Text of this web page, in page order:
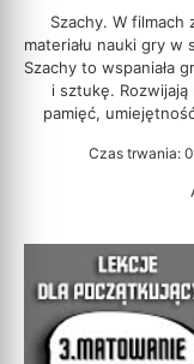
Szachy. W
materiału nauki gry w
Szachy to wspaniała
i sztukę.
pamięć,
Czas trwania: